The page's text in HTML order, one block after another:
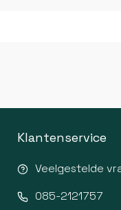
Klantenservice
Veelgestelde
085-2121757